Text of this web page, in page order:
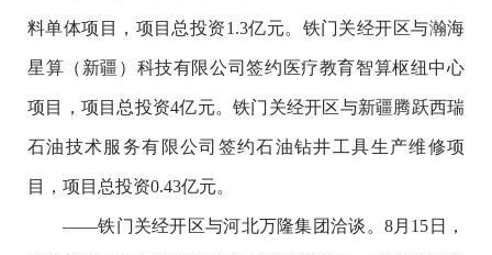
料单体项目，项目总投资1.3亿元。铁门关经开区与瀚海
星算（新疆）科技有限公司签约医疗教育智算枢纽中心
项目，项目总投资4亿元。铁门关经开区与新疆腾跃西瑞
石油技术服务有限公司签约石油钻井工具生产维修项
目，项目总投资0.43亿元。
——铁门关经开区与河北万隆集团洽谈。8月15日，